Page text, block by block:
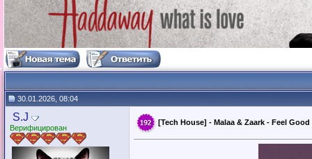
30.01.2026, 08:04
S.J
Верифицирован
[Tech House] - Malaa & Zaark - Feel